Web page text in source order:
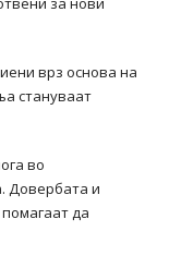
врз основа на
стануваат
во
Довербата и
да